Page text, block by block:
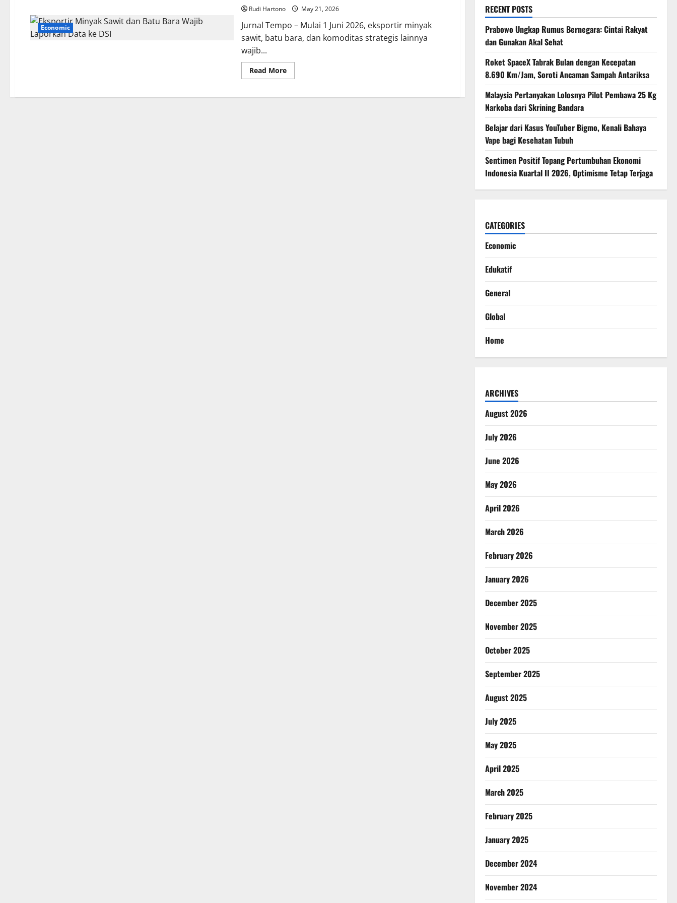
Economic
Rudi Hartono May 21, 2026
Jurnal Tempo – Mulai 1 Juni 2026, eksportir minyak
sawit, batu bara, dan komoditas strategis lainnya
wajib...
Read MoreRead
more
Minyak
RECENT POSTS
Prabowo Ungkap Rumus Bernegara: Cintai Rakyat
dan Gunakan Akal Sehat
Roket SpaceX Tabrak Bulan dengan Kecepatan
8.690 Km/Jam, Soroti Ancaman Sampah Antariksa
Malaysia Pertanyakan Lolosnya Pilot Pembawa 25 Kg
Narkoba dari Skrining Bandara
Belajar dari Kasus YouTuber Bigmo, Kenali Bahaya
Vape bagi Kesehatan Tubuh
Sentimen Positif Topang Pertumbuhan Ekonomi
Indonesia Kuartal II 2026, Optimisme Tetap Terjaga
CATEGORIES
Economic
Edukatif
General
Global
Home
ARCHIVES
August 2026
July 2026
June 2026
May 2026
April 2026
March 2026
February 2026
January 2026
December 2025
November 2025
October 2025
September 2025
August 2025
July 2025
May 2025
April 2025
March 2025
February 2025
January 2025
December 2024
November 2024